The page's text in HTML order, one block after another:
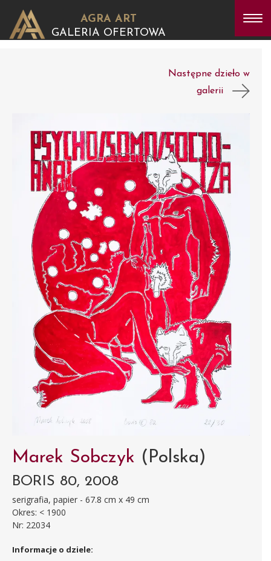
AGRA ART
GALERIA OFERTOWA
Następne dzieło w
galerii
Marek Sobczyk (Polska)
BORIS 80, 2008
serigrafia, papier - 67.8 cm x 49 cm
Okres: < 1900
Nr: 22034
Informacje o dziele: